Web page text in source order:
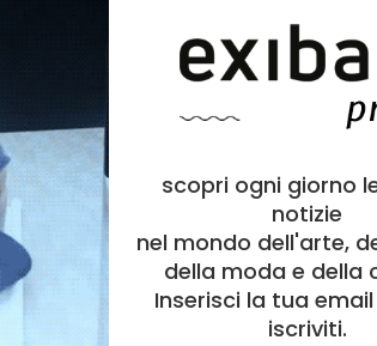
scopri ogni giorno
notizie
nel mondo dell'arte,
della moda e della
Inserisci la tua
iscriviti.